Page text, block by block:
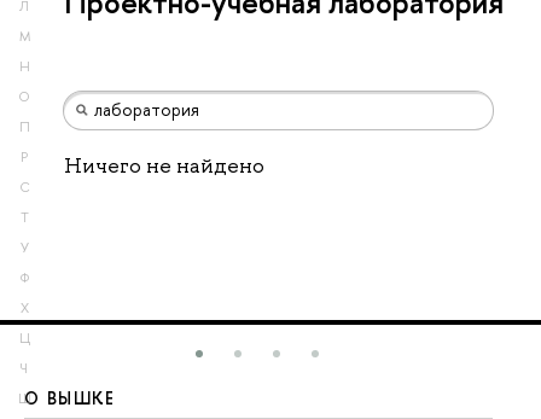
Л
М
Н
О
П
Р
С
Т
У
Ф
Х
Ц
Ч
Ш
Ничего не найдено
О ВЫШКЕ